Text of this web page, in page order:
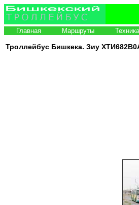
Главная Маршруты Техника
Троллейбус Бишкека. Зиу